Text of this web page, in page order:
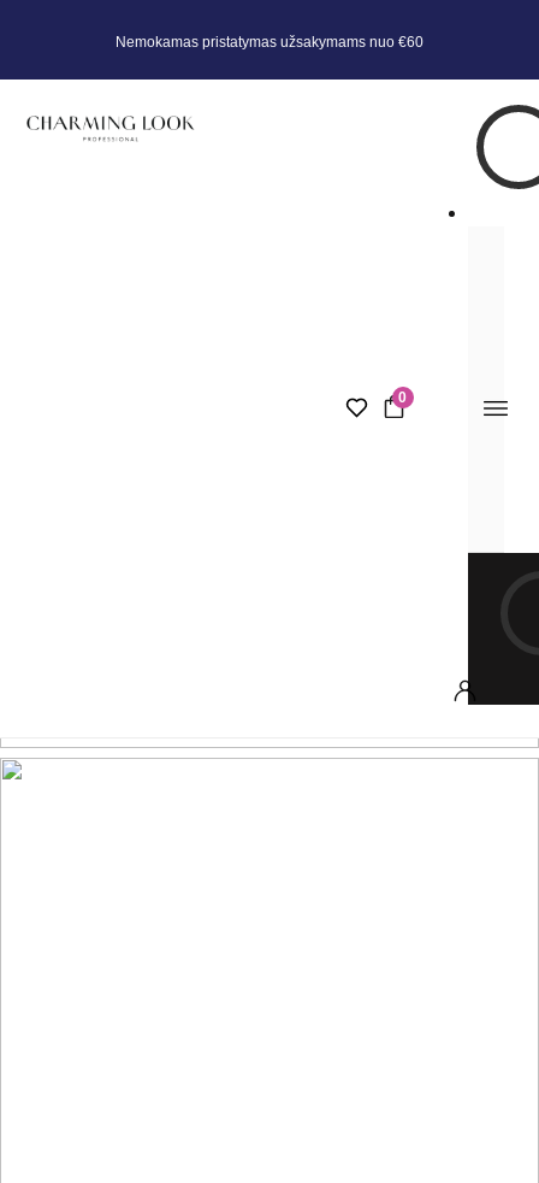
Nemokamas pristatymas užsakymams nuo €60
0